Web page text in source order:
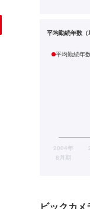
平均勤続年数（
平均勤続年